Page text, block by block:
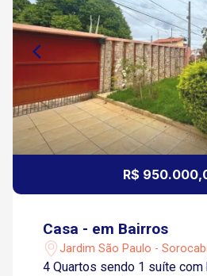
R$
Casa - em Bairros
Jardim São Paulo -
4 Quartos sendo 1 suíte com